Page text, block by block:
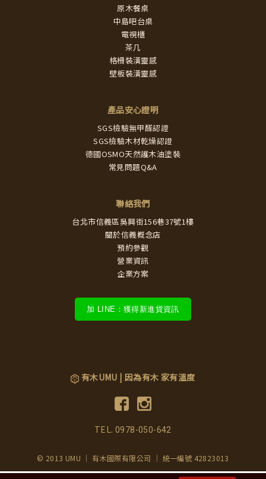
原木餐桌
中島吧台桌
電視櫃
茶几
格柵裝潢靈感
壁板裝潢靈感
產品安心證明
SGS檢驗無甲醛認證
SGS檢驗木材乾燥認證
德國OSMO天然護木油塗裝
常見問題Q&A
聯絡我們
台北市信義區吳興街156巷37號1樓
關於信義概念店
預約參觀
營業資訊
企業方案
加 LINE：獲得新進貨資訊
有木UMU | 因為有木 家有溫度
TEL.0978-050-642
© 2013 UMU ｜ 有木國際有限公司 ｜ 統一編號 42823013